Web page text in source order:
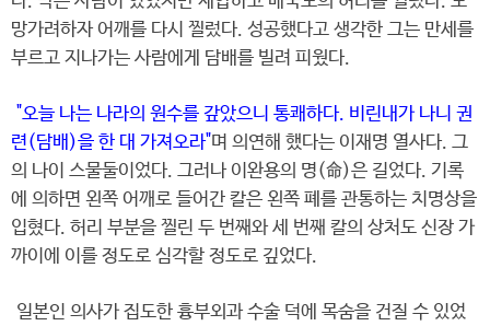
망가려하자 어깨를 다시 찔렀다. 성공했다고 생각한 그는 만세를
부르고 지나가는 사람에게 담배를 빌려 피웠다.
"오늘 나는 나라의 원수를 갚았으니 통쾌하다. 비린내가 나니 권
련(담배)을 한 대 가져오라"며 의연해 했다는 이재명 열사다. 그
의 나이 스물둘이었다. 그러나 이완용의 명(命)은 길었다. 기록
에 의하면 왼쪽 어깨로 들어간 칼은 왼쪽 폐를 관통하는 치명상을
입혔다. 허리 부분을 찔린 두 번째와 세 번째 칼의 상처도 신장 가
까이에 이를 정도로 심각할 정도로 깊었다.
일본인 의사가 집도한 흉부외과 수술 덕에 목숨을 건질 수 있었